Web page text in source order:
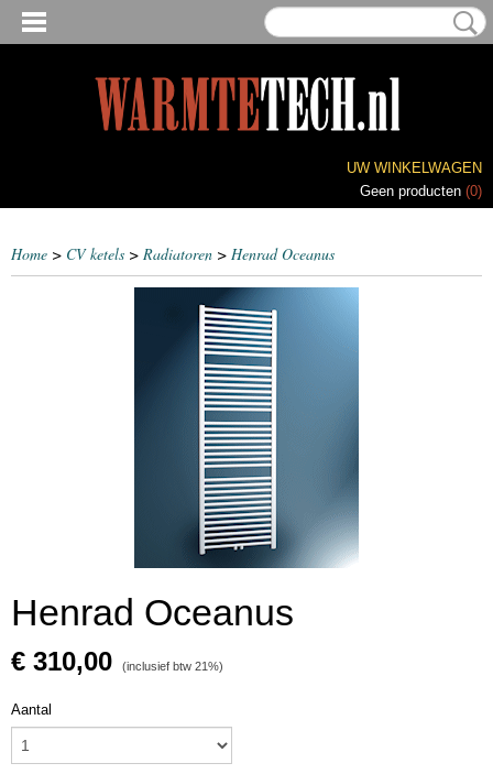
UW WINKELWAGEN
Geen producten (0)
Home > CV ketels > Radiatoren > Henrad Oceanus
Henrad Oceanus
€ 310,00 (inclusief btw 21%)
Aantal